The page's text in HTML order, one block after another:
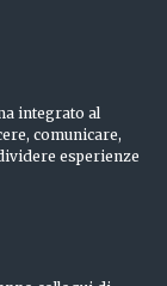
integrato al
comunicare,
esperienze